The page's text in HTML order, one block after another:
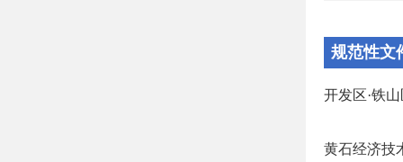
规范性文
案
开发区·铁
黄石经济技